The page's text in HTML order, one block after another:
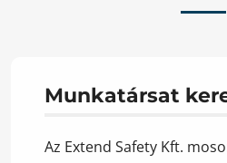
Munkatársat
Az Extend Safety Kft.